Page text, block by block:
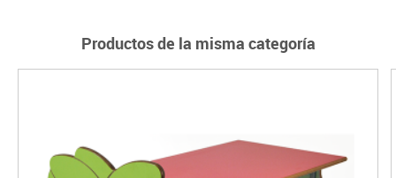
Productos de la misma categoría